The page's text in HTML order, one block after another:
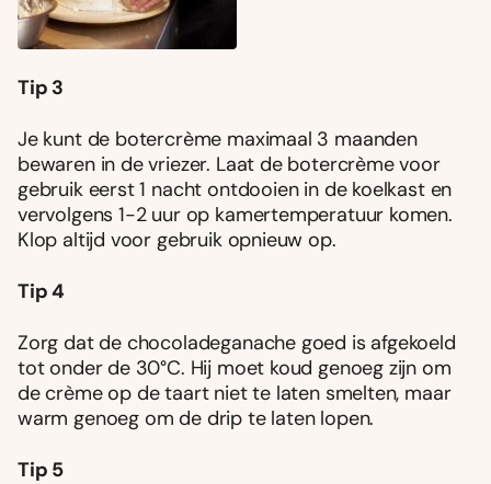
Tip 3
Je kunt de botercrème maximaal 3 maanden
bewaren in de vriezer. Laat de botercrème voor
gebruik eerst 1 nacht ontdooien in de koelkast en
vervolgens 1-2 uur op kamertemperatuur komen.
Klop altijd voor gebruik opnieuw op.
Tip 4
Zorg dat de chocoladeganache goed is afgekoeld
tot onder de 30°C. Hij moet koud genoeg zijn om
de crème op de taart niet te laten smelten, maar
warm genoeg om de drip te laten lopen.
Tip 5